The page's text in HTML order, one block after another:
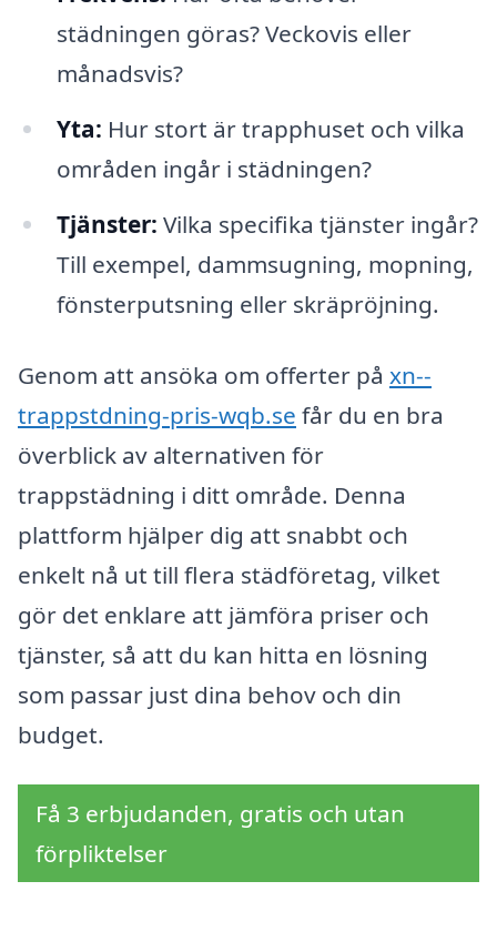
städningen göras? Veckovis eller
månadsvis?
Yta: Hur stort är trapphuset och vilka
områden ingår i städningen?
Tjänster: Vilka specifika tjänster ingår?
Till exempel, dammsugning, mopning,
fönsterputsning eller skräpröjning.
Genom att ansöka om offerter på xn--
trappstdning-pris-wqb.se får du en bra
överblick av alternativen för
trappstädning i ditt område. Denna
plattform hjälper dig att snabbt och
enkelt nå ut till flera städföretag, vilket
gör det enklare att jämföra priser och
tjänster, så att du kan hitta en lösning
som passar just dina behov och din
budget.
Få 3 erbjudanden, gratis och utan
förpliktelser